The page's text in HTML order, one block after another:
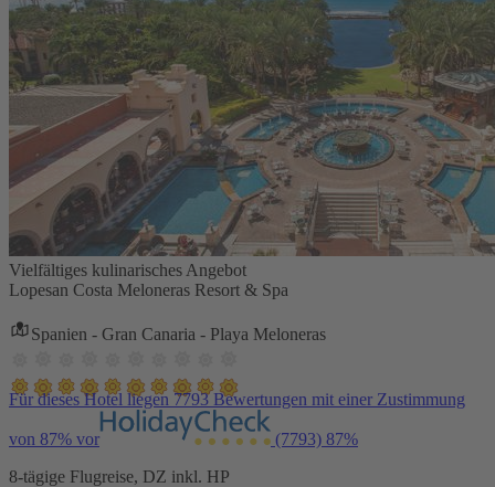
Vielfältiges kulinarisches Angebot
Lopesan Costa Meloneras Resort & Spa
Spanien - Gran Canaria - Playa Meloneras
Für dieses Hotel liegen 7793 Bewertungen mit einer Zustimmung
von 87% vor (7793) 87%
8-tägige Flugreise, DZ inkl. HP